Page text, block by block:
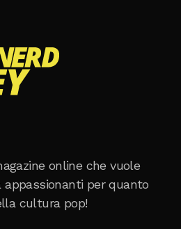
online che vuole
per quanto
cultura pop!